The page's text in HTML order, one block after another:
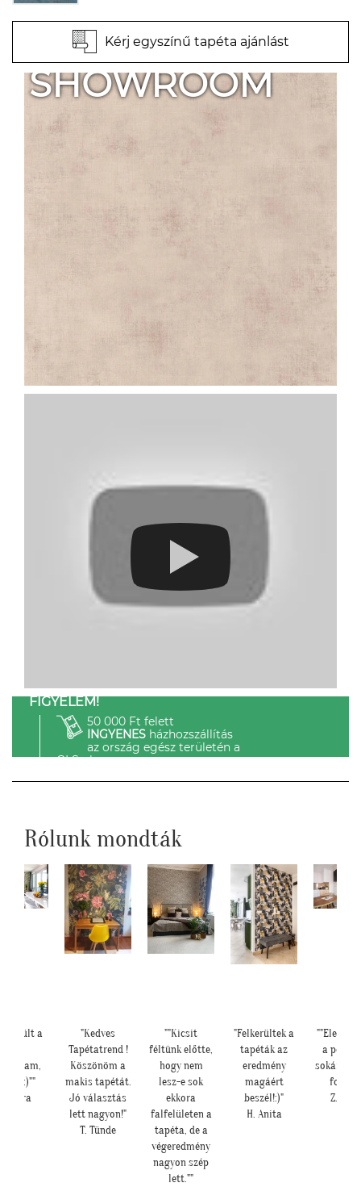
Kérj egyszínű tapéta ajánlást
SHOWROOM
FIGYELEM!
50 000 Ft felett
INGYENESházhozszállítás
az ország egész területén a
GLS-el.
Rólunk mondták
a
:)""
Sára
"Kedves
Tapétatrend !
Köszönöm a
makis tapétát.
Jó választás
lett nagyon!"
T. Tünde
""Kicsit
féltünk előtte,
hogy nem
lesz-e sok
ekkora
falfelületen a
tapéta, de a
végeredmény
nagyon szép
lett.""
"Felkerültek a
tapéták az
eredmény
magáért
beszél!:)"
H. Anita
a
sokáig
Z.